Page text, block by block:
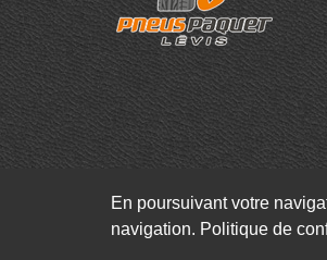
En poursuivant votre
navigation. Politique de